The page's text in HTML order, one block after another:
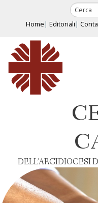
content
Home Editoriali
DELL’ARCIDIOCESI